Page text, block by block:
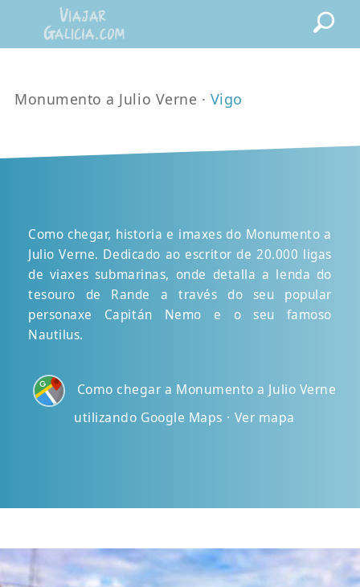
Monumento a Julio Verne · Vigo
Como chegar, historia e imaxes do Monumento a
Julio Verne. Dedicado ao escritor de 20.000 ligas
de viaxes submarinas, onde detalla a lenda do
tesouro de Rande a través do seu popular
personaxe Capitán Nemo e o seu famoso
Nautilus.
Como chegar a Monumento a Julio Verne
utilizando Google Maps · Ver mapa